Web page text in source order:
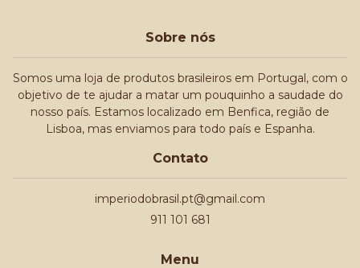
Sobre nós
Somos uma loja de produtos brasileiros em Portugal, com o
objetivo de te ajudar a matar um pouquinho a saudade do
nosso país. Estamos localizado em Benfica, região de
Lisboa, mas enviamos para todo país e Espanha.
Contato
imperiodobrasil.pt@gmail.com
911 101 681
Menu